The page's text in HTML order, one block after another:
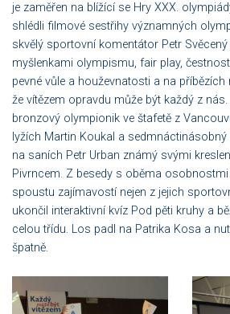
je zaměřen na blížící se Hry XXX.
shlédli filmové sestřihy významných
skvělý sportovní komentátor Petr
myšlenkami olympismu, fair play,
pevné vůle a houževnatosti a na
že vítězem opravdu může být každý z
bronzový olympionik ve štafetě z
lyžích Martin Koukal a
na saních Petr Urban známý svými
Pivrncem. Z besedy s oběma
spoustu zajímavostí nejen z jejich
ukončil interaktivní kvíz Pod pěti kruhy a
celou třídu. Los padl na Patrika Kosa a
špatně.